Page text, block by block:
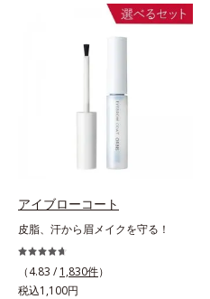
アイブローコート
皮脂、汗から眉メイクを守る！
（4.83 / 1,830件）
税込1,100円